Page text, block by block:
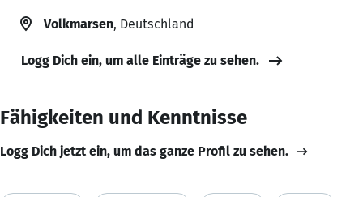
Volkmarsen, Deutschland
Logg Dich ein, um alle Einträge zu sehen.
Fähigkeiten und Kenntnisse
Logg Dich jetzt ein, um das ganze Profil zu sehen.